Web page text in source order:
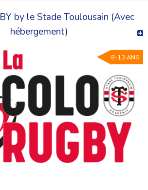
by le Stade Toulousain (Avec
hébergement)
8-13 ANS